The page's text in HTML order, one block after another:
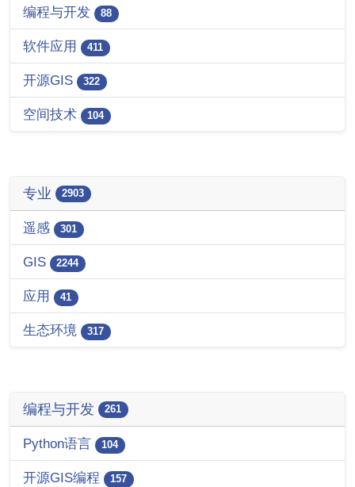
编程与开发 88
软件应用 411
开源GIS 322
空间技术 104
专业 2903
遥感 301
GIS 2244
应用 41
生态环境 317
编程与开发 261
Python语言 104
开源GIS编程 157